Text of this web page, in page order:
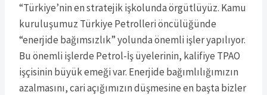
“Türkiye’nin en stratejik işkolunda örgütlüyüz. Kamu
kuruluşumuz Türkiye Petrolleri öncülüğünde
“enerjide bağımsızlık” yolunda önemli işler yapılıyor.
Bu önemli işlerde Petrol-İş üyelerinin, kalifiye TPAO
işçisinin büyük emeği var. Enerjide bağımlılığımızın
azalmasını, cari açığımızın düşmesine en başta bizler